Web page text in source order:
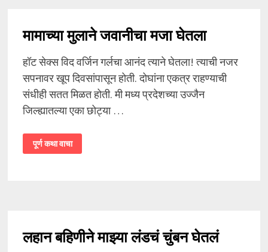
मामाच्या मुलाने जवानीचा मजा घेतला
हॉट सेक्स विद वर्जिन गर्लचा आनंद त्याने घेतला! त्याची नजर
सपनावर खूप दिवसांपासून होती. दोघांना एकत्र राहण्याची
संधीही सतत मिळत होती. मी मध्य प्रदेशच्या उज्जैन
जिल्ह्यातल्या एका छोट्या …
मामाच्या
मुलाने
जवानीचा
पूर्ण कथा वाचा
लहान बहिणीने माझ्या लंडचं चुंबन घेतलं